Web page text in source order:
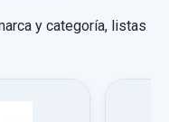
C/ABS
y categoría, listas